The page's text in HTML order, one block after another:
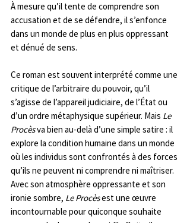
À mesure qu’il tente de comprendre son
accusation et de se défendre, il s’enfonce
dans un monde de plus en plus oppressant
et dénué de sens.
Ce roman est souvent interprété comme une
critique de l’arbitraire du pouvoir, qu’il
s’agisse de l’appareil judiciaire, de l’État ou
d’un ordre métaphysique supérieur. Mais Le
Procès va bien au-delà d’une simple satire : il
explore la condition humaine dans un monde
où les individus sont confrontés à des forces
qu’ils ne peuvent ni comprendre ni maîtriser.
Avec son atmosphère oppressante et son
ironie sombre, Le Procès est une œuvre
incontournable pour quiconque souhaite